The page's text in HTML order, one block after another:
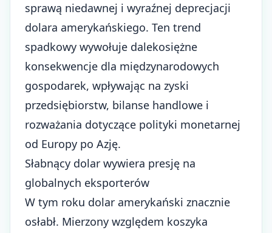
sprawą niedawnej i wyraźnej deprecjacji
dolara amerykańskiego. Ten trend
spadkowy wywołuje dalekosiężne
konsekwencje dla międzynarodowych
gospodarek, wpływając na zyski
przedsiębiorstw, bilanse handlowe i
rozważania dotyczące polityki monetarnej
od Europy po Azję.
Słabnący dolar wywiera presję na
globalnych eksporterów
W tym roku dolar amerykański znacznie
osłabł. Mierzony względem koszyka